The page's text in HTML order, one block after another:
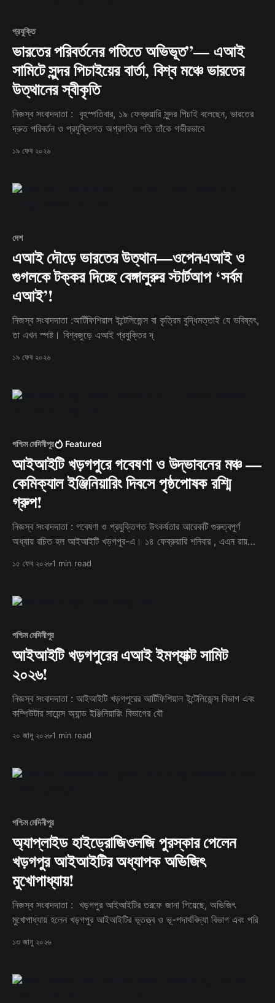
প্রযুক্তি
ভারতের পরিবর্তনের গতিতে অভিভূত”— এআই
সামিটে সুন্দর পিচাইয়ের বার্তা, বিশ্ব মঞ্চে ভারতের
উত্থানের স্বীকৃতি
নিজস্ব সংবাদদাতা : বৃহস্পতিবার, ১৯ ফেব্রুয়ারি সুন্দর পিচাই বলেছেন, ভারতের
দ্রুত পরিবর্তন ও প্রযুক্তিগত অগ্রগতির গতি তাঁকে গভীরভাবে
১৯ ফেব ২০২৬
দেশ
এআই দৌড়ে ভারতের উত্থান—ওপেনএআই ও
গুগলকে টক্কর দিচ্ছে বেঙ্গালুরুর স্টার্টআপ ‘সর্বম
এআই’!
নিজস্ব সংবাদদাতা :আর্টিফিশিয়াল ইন্টেলিজেন্স বা কৃত্রিম বুদ্ধিমত্তাই যে ভবিষ্যৎ,
তা এখন স্পষ্ট। বিশ্বজুড়ে এআই প্রযুক্তির দ্
১৯ ফেব ২০২৬
পশ্চিম মেদিনীপুর Featured
আইআইটি খড়গপুরে গবেষণা ও উদ্ভাবনের মঞ্চ —
কেমিক্যাল ইঞ্জিনিয়ারিং দিবসে পৃষ্ঠপোষক রশ্মি
গ্রুপ!
নিজস্ব সংবাদদাতা : গবেষণা ও প্রযুক্তিগত উৎকর্ষতার আরেকটি গুরুত্বপূর্ণ
অধ্যায় রচিত হল আইআইটি খড়গপুর-এ। ১৪ ফেব্রুয়ারি শনিবার , এএন রায়
১৫ ফেব ২০২৬1 min read
পশ্চিম মেদিনীপুর
আইআইটি খড়গপুরের এআই ইমপ্যাক্ট সামিট
২০২৬!
নিজস্ব সংবাদদাতা : আইআইটি খড়গপুরের আর্টিফিশিয়াল ইন্টেলিজেন্স বিভাগ এবং
কম্পিউটার সায়েন্স অ্যান্ড ইঞ্জিনিয়ারিং বিভাগের যৌ
২০ জানু ২০২৬1 min read
পশ্চিম মেদিনীপুর
অ্যাপ্লাইড হাইড্রোজিওলজি পুরস্কার পেলেন
খড়গপুর আইআইটির অধ্যাপক অভিজিৎ
মুখোপাধ্যায়!
নিজস্ব সংবাদদাতা : খড়গপুর আইআইটির তরফে জানা গিয়েছে, অভিজিৎ
মুখোপাধ্যায় হলেন খড়গপুর আইআইটির ভূতত্ত্ব ও ভূ-পদার্থবিদ্যা বিভাগ এবং পরি
১৩ জানু ২০২৬